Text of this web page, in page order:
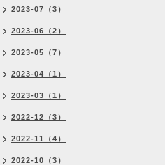
2023-07（3）
2023-06（2）
2023-05（7）
2023-04（1）
2023-03（1）
2022-12（3）
2022-11（4）
2022-10（3）